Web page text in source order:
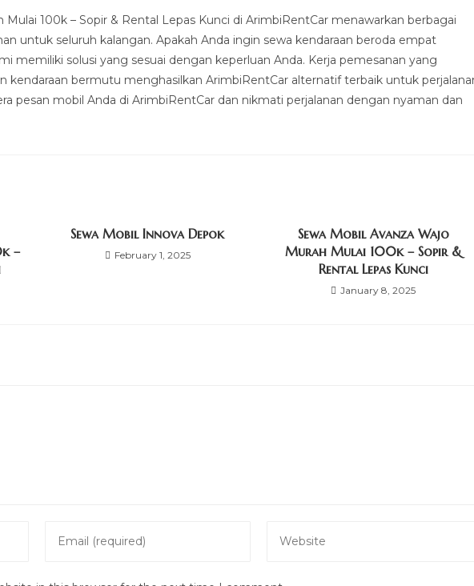
Mulai 100k – Sopir & Rental Lepas Kunci di ArimbiRentCar menawarkan berbagai
untuk seluruh kalangan. Apakah Anda ingin sewa kendaraan beroda empat
memiliki solusi yang sesuai dengan keperluan Anda. Kerja pemesanan yang
kendaraan bermutu menghasilkan ArimbiRentCar alternatif terbaik untuk
pesan mobil Anda di ArimbiRentCar dan nikmati perjalanan dengan nyaman dan
–
Sewa Mobil Innova Depok
February 1, 2025
Sewa Mobil Avanza Wajo
Murah Mulai 100k – Sopir &
Rental Lepas Kunci
January 8, 2025
your
your